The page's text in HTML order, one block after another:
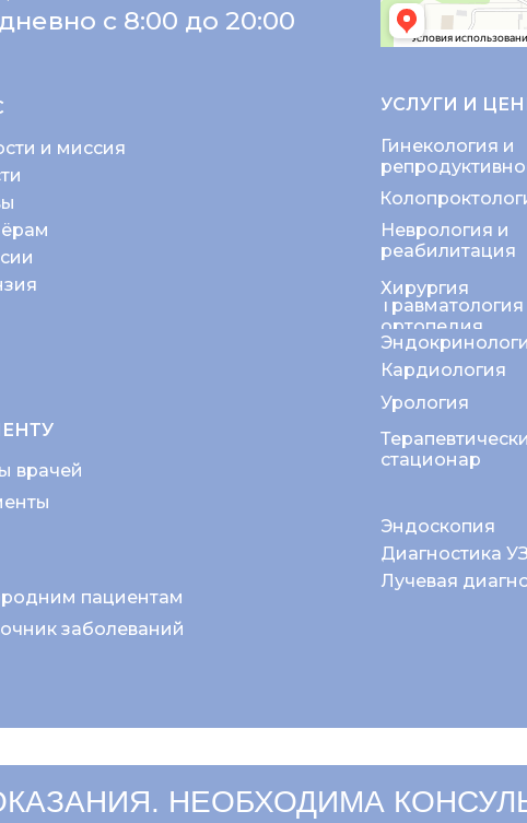
и миссия
Неврология и
реабилитация
Хирургия
Гинекология и
Диагностика
Эндоскопия
Травматология
ортопедия
стационар
Кардиология
Урология
Лучевая
УСЛУГИ И
врачей
пациентам
заболеваний
с 8:00 до 20:00
НЕОБХОДИМА